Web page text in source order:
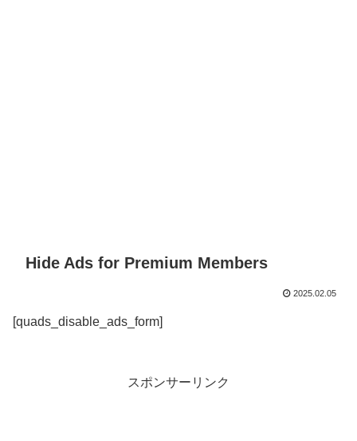
Hide Ads for Premium Members
2025.02.05
[quads_disable_ads_form]
スポンサーリンク